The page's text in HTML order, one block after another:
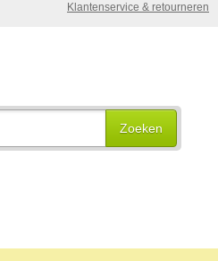
Klantenservice & retourneren
Zoeken